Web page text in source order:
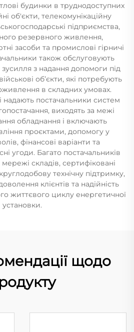
будинки в труднодоступних
об'єкти, телекомунікаційну
підприємства,
резервного живлення,
засоби та промислові гірничі
також обслуговують
зусилля з надання допомоги під
об’єкти, які потребують
в складних умовах.
надають постачальники систем
виходять за межі
обладнання і включають
проєктами, допомогу у
фінансові варіанти та
угоди. Багато постачальників
складів, сертифіковані
технічну підтримку,
клієнтів та надійність
життєвого циклу енергетичної
установки.
щодо